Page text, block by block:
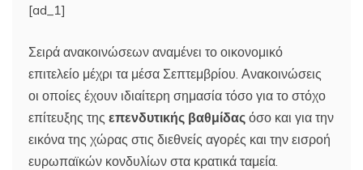
[ad_1]
Σειρά ανακοινώσεων αναμένει το οικονομικό
επιτελείο μέχρι τα μέσα Σεπτεμβρίου. Ανακοινώσεις
οι οποίες έχουν ιδιαίτερη σημασία τόσο για το στόχο
επίτευξης της επενδυτικής βαθμίδας όσο και για την
εικόνα της χώρας στις διεθνείς αγορές και την εισροή
ευρωπαϊκών κονδυλίων στα κρατικά ταμεία.